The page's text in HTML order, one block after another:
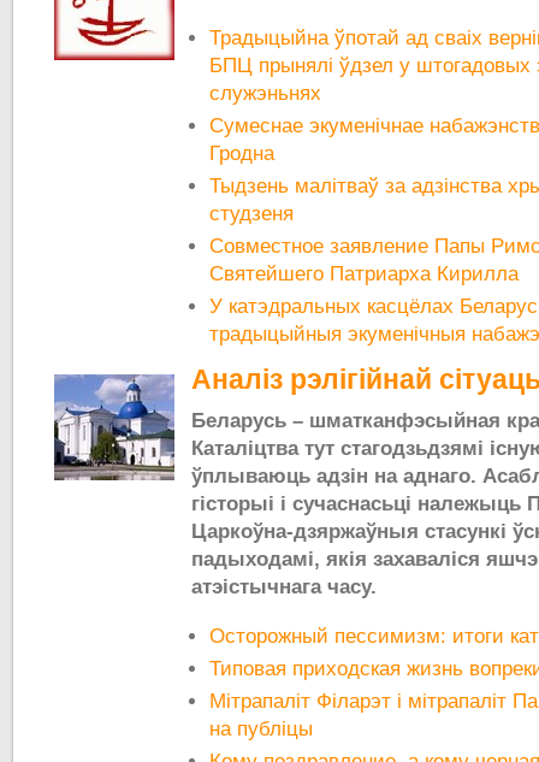
Традыцыйна ўпотай ад сваіх
БПЦ прынялі ўдзел у штогадовых
служэньнях
Сумеснае экуменічнае
Гродна
Тыдзень малітваў за адзінства
студзеня
Совместное заявление Папы
Святейшего Патриарха Кирилла
У катэдральных касцёлах
традыцыйныя экуменічныя
Аналіз рэлігійнай
Беларусь – шматканфэсыйная
Каталіцтва тут стагодзьдзямі
ўплываюць адзін на аднаго.
гісторыі і сучаснасьці належыць
Царкоўна-дзяржаўныя стасункі
падыходамі, якія захаваліся
атэістычнага часу.
Осторожный пессимизм: итоги
Типовая приходская жизнь
Мітрапаліт Філарэт і мітрапаліт
на публіцы